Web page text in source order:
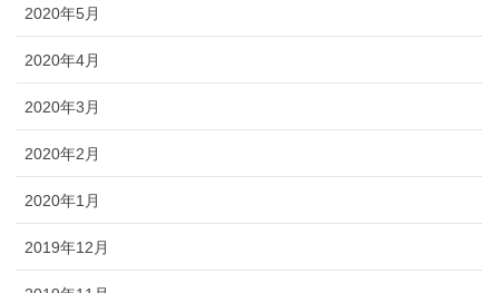
2020年5月
2020年4月
2020年3月
2020年2月
2020年1月
2019年12月